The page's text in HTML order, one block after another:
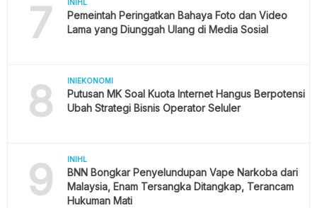
7 INIHL
Pemeintah Peringatkan Bahaya Foto dan Video
Lama yang Diunggah Ulang di Media Sosial
8 INIEKONOMI
Putusan MK Soal Kuota Internet Hangus Berpotensi
Ubah Strategi Bisnis Operator Seluler
9 INIHL
BNN Bongkar Penyelundupan Vape Narkoba dari
Malaysia, Enam Tersangka Ditangkap, Terancam
Hukuman Mati